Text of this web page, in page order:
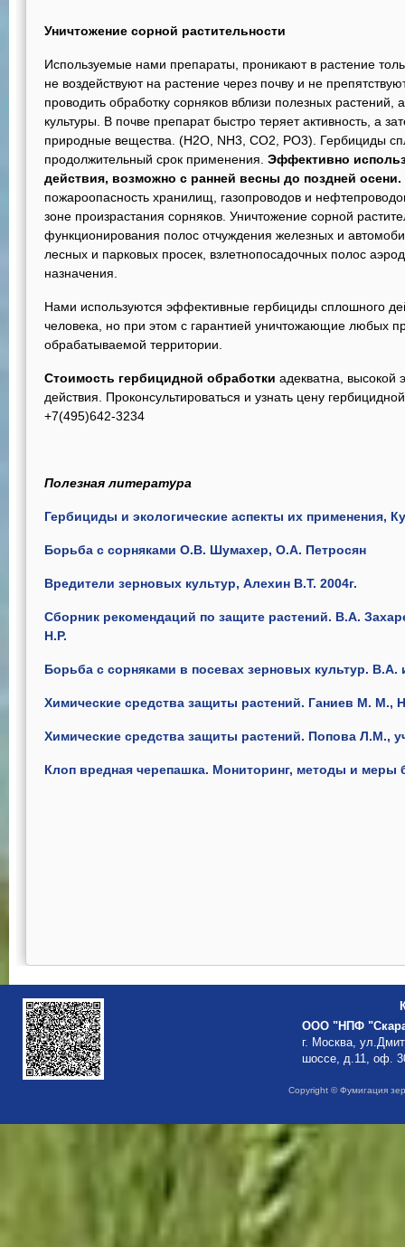
Уничтожение сорной растительности
Используемые нами препараты, проникают в растение
не воздействуют на растение через почву и не
проводить обработку сорняков вблизи полезных
культуры. В почве препарат быстро теряет активность, а
природные вещества. (Н2О, NH3, CO2, РО3). Гербициды
продолжительный срок применения. Эффективно
действия, возможно с ранней весны до поздней осени.
пожароопасность хранилищ, газопроводов и
зоне произрастания сорняков. Уничтожение сорной
функционирования полос отчуждения железных и
лесных и парковых просек, взлетнопосадочных полос
назначения.
Нами используются эффективные гербициды сплошного
человека, но при этом с гарантией уничтожающие любых
обрабатываемой территории.
Стоимость гербицидной обработки адекватна, высокой
действия. Проконсультироваться и узнать цену
+7(495)642-3234
Полезная литература
Гербициды и экологические аспекты их применения,
Борьба с сорняками О.В. Шумахер, О.А. Петросян
Вредители зерновых культур, Алехин В.Т. 2004г.
Сборник рекомендаций по защите растений. В.А.
Н.Р.
Борьба с сорняками в посевах зерновых культур. В.А.
Химические средства защиты растений. Ганиев М. М.,
Химические средства защиты растений. Попова Л.М.,
Клоп вредная черепашка. Мониторинг, методы и меры
ООО "НПФ
г. Москва,
шоссе, д.11, оф.
Copyright © Фумигация